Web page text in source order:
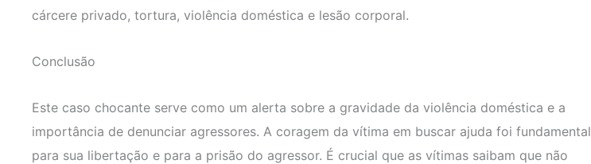
cárcere privado, tortura, violência doméstica e lesão corporal.
Conclusão
Este caso chocante serve como um alerta sobre a gravidade da violência doméstica e a
importância de denunciar agressores. A coragem da vítima em buscar ajuda foi fundamental
para sua libertação e para a prisão do agressor. É crucial que as vítimas saibam que não